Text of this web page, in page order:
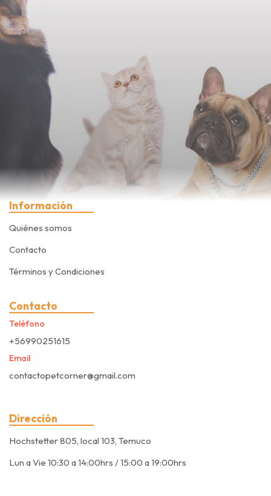
Información
Quiénes somos
Contacto
Términos y Condiciones
Contacto
Teléfono
+56990251615
Email
contactopetcorner@gmail.com
Dirección
Hochstetter 805, local 103, Temuco
Lun a Vie 10:30 a 14:00hrs / 15:00 a 19:00hrs